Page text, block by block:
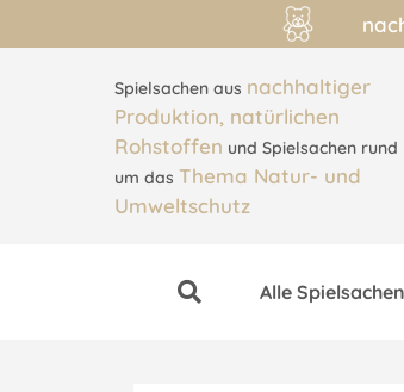
Spielsachen aus nachhaltiger
Produktion, natürlichen
Rohstoffen und Spielsachen rund
um das Thema Natur- und
Umweltschutz
Alle Spielsachen